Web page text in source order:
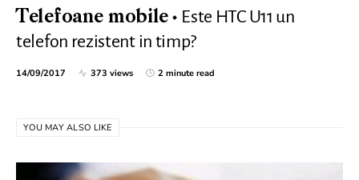
Telefoane mobile
Este HTC U11 un
telefon rezistent in timp?
14/09/2017 373 views 2 minute read
YOU MAY ALSO LIKE